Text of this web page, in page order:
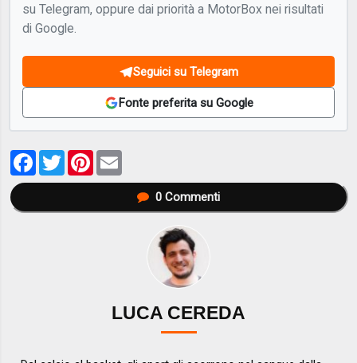
su Telegram, oppure dai priorità a MotorBox nei risultati
di Google.
Seguici su Telegram
Fonte preferita su Google
Facebook
TwitterPinterest
0Commenti
LUCA CEREDA